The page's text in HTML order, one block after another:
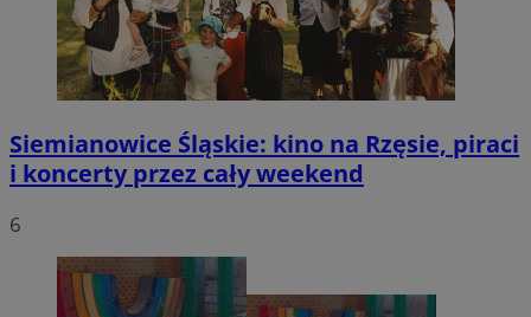
Siemianowice Śląskie: kino na Rzęsie, piraci
i koncerty przez cały weekend
6